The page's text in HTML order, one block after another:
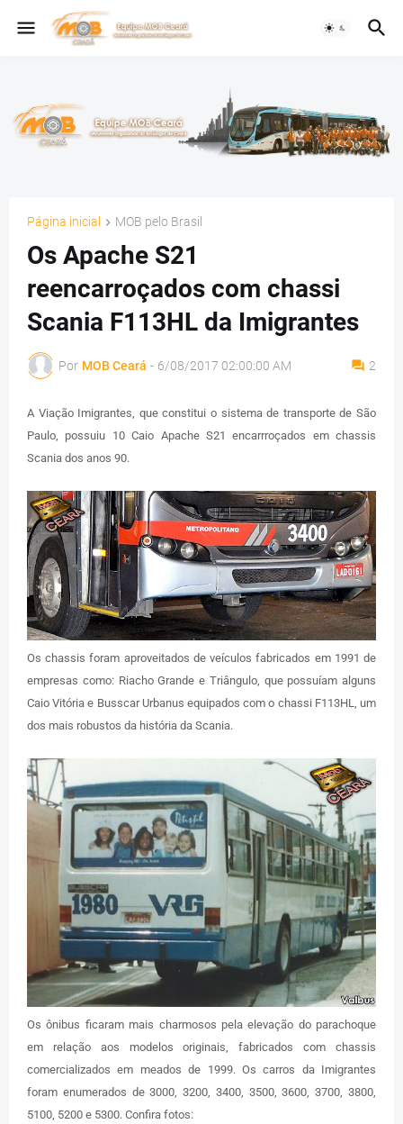
Página inicial MOB pelo Brasil
Os Apache S21
reencarroçados com chassi
Scania F113HL da Imigrantes
Por MOB Ceará - 6/08/2017 02:00:00 AM 2
A Viação Imigrantes, que constitui o sistema de transporte de São
Paulo, possuiu 10 Caio Apache S21 encarrroçados em chassis
Scania dos anos 90.
Os chassis foram aproveitados de veículos fabricados em 1991 de
empresas como: Riacho Grande e Triângulo, que possuíam alguns
Caio Vitória e Busscar Urbanus equipados com o chassi F113HL, um
dos mais robustos da história da Scania.
Os ônibus ficaram mais charmosos pela elevação do parachoque
em relação aos modelos originais, fabricados com chassis
comercializados em meados de 1999. Os carros da Imigrantes
foram enumerados de 3000, 3200, 3400, 3500, 3600, 3700, 3800,
5100, 5200 e 5300. Confira fotos: